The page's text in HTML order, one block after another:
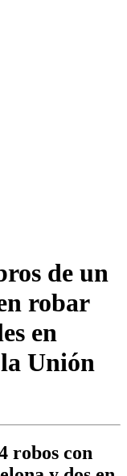
de un
robar
en
Unión
robos con